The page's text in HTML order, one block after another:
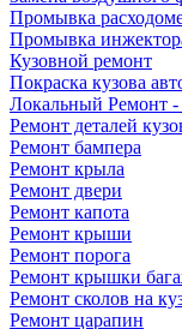
Промывка
Промывка
Кузовной ремонт
Покраска кузова
Локальный Ремонт -
Ремонт деталей
Ремонт бампера
Ремонт крыла
Ремонт двери
Ремонт капота
Ремонт крыши
Ремонт порога
Ремонт крышки
Ремонт сколов на
Ремонт царапин